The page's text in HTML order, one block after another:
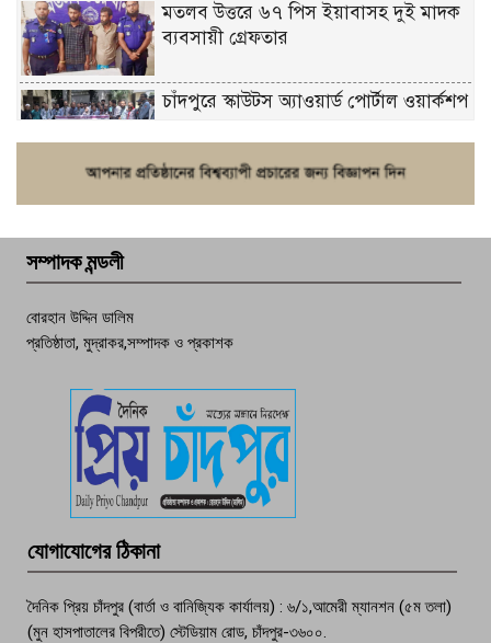
মতলব উত্তরে ৬৭ পিস ইয়াবাসহ দুই মাদক
ব্যবসায়ী গ্রেফতার
চাঁদপুরে স্কাউটস অ্যাওয়ার্ড পোর্টাল ওয়ার্কশপ
পচা দুর্গন্ধে ৯৯৯-এ ফোন, ফরিদগঞ্জে
তরুণের অর্ধগলিত লাশ উদ্ধার
বেঁচে নেই, বিভিন্ন সংগঠনের শোক
সম্পাদক মন্ডলী
বোরহান উদ্দিন ডালিম
প্রতিষ্ঠাতা, মুদ্রাকর,সম্পাদক ও প্রকাশক
যোগাযোগের ঠিকানা
দৈনিক প্রিয় চাঁদপুর (বার্তা ও বানিজ্যিক কার্যালয়) : ৬/১,আমেরী ম্যানশন (৫ম তলা)
(মুন হাসপাতালের বিপরীতে) স্টেডিয়াম রোড, চাঁদপুর-৩৬০০.